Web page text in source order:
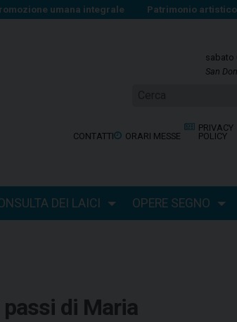
umana integrale Patrimonio
sabato
San
CONTATTI ORARI MESSE
PRIVACY
POLICY
DEI LAICI OPERE SEGNO
di Maria